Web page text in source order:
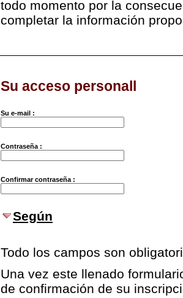
todo momento por la
completar la información
Su acceso personall
Su e-mail :
Contraseña :
Confirmar contraseña :
Según
Todo los campos son
Una vez este llenado
de confirmación de su